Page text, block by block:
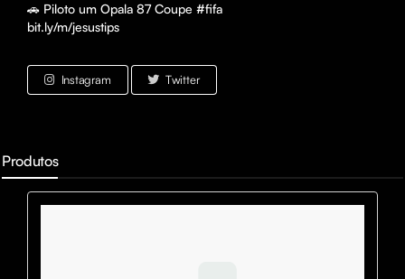
🚗 Piloto um Opala 87 Coupe #fifa
bit.ly/m/jesustips
Instagram Twitter
Produtos